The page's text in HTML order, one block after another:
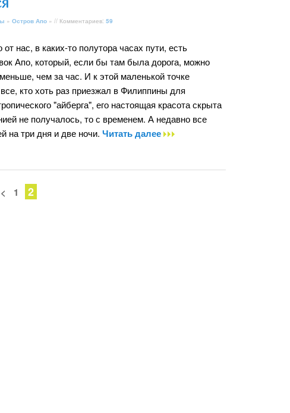
» Остров Апо » // Комментариев: 59
нас, в каких-то полутора часах пути, есть
Апо, который, если бы там была дорога, можно
чем за час. И к этой маленькой точке
кто хоть раз приезжал в Филиппины для
"айберга", его настоящая красота скрыта
не получалось, то с временем. А недавно все
на три дня и две ночи. Читать далее
1 2